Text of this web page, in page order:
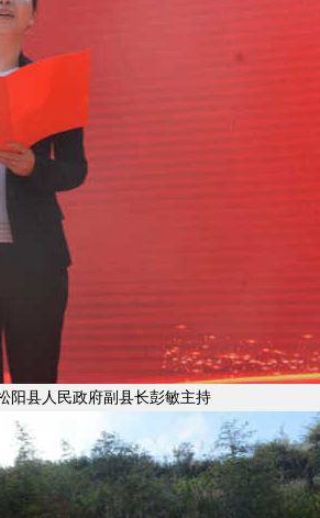
阳县人民政府副县长彭敏主持